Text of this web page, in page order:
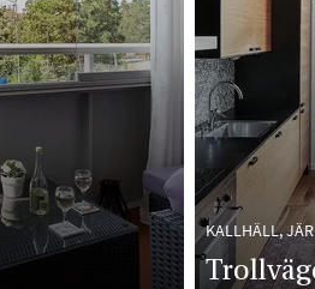
KALLHÄLL,